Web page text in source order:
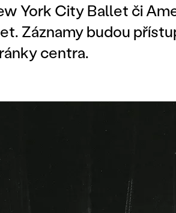
York City Ballet či
Záznamy budou
centra.